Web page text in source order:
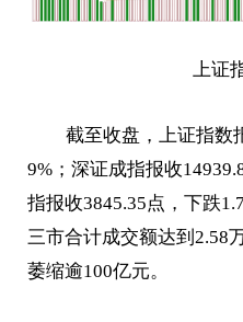
上证
截至收盘，上证指数
9%；深证成指报收
指报收3845.35点，下跌
三市合计成交额达到2.58
萎缩逾100亿元。